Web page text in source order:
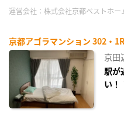
運営会社： 株式会社京都ベストホー
京都アゴラマンション 302・
京田
駅が
い！